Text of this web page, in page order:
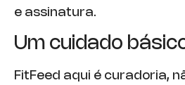
e assinatura.
Um cuidado
FitFeed aqui é curadoria,